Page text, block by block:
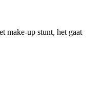
make-up stunt, het gaat